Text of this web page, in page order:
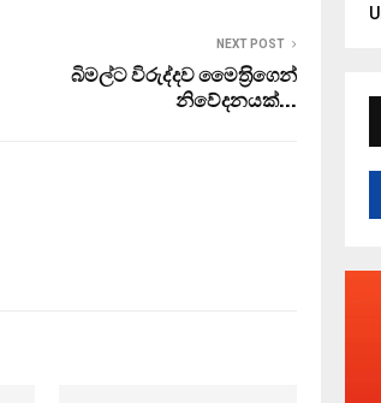
NEXT POST
බිමල්ට විරුද්දව මෛත‍්‍රිගෙන්
නිවේදනයක්…